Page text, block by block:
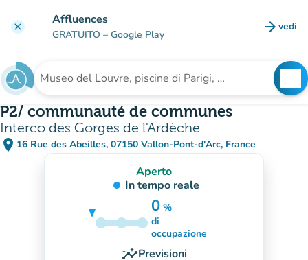
clear Affluences
GRATUITO – Google Play arrow_forward vedi
Cerca una struttura
P2/ communauté de communes
Interco des Gorges de l'Ardèche
place 16 Rue des Abeilles, 07150 Vallon-Pont-d'Arc, France
(apri in Google Maps)
(nuova scheda)
Aperto
In tempo reale
0 %
5%
di
occupazione
insightsPrevisioni